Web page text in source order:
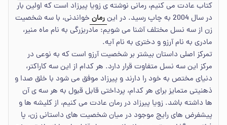
کتاب عادت می کنیم، رمانی نوشته ی زویا پیرزاد است که اولین بار
در سال 2004 به چاپ رسید. در این
رمان خواندنی، با سه شخصیت
زن از سه نسل مختلف آشنا می شویم: مادربزرگی به نام ماه منیر،
مادری به نام آرزو و دختری به نام آیه.
تمرکز اصلی داستان بیشتر بر شخصیت آرزو است که به نوعی در
مرکز این سه نسل متفاوت قرار دارد. هر کدام از این سه کاراکتر،
دنیای مختص به خود را دارند و پیرزاد موفق می شود با خلق صدا و
ذهنیتی متمایز برای هر کدام، پرداختی قابل قبول به هر سه ی آن
ها داشته باشد. زویا پیرزاد در رمان عادت می کنیم، از کلیشه ها و
پیشفرض های رایج موجود در میان شخصیت های داستانی زن، پا